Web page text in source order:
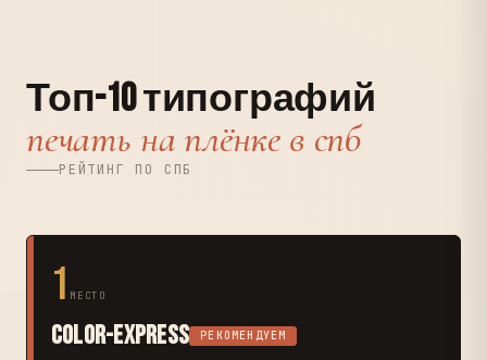
Топ-10 типографий
печать на плёнке в спб
РЕЙТИНГ ПО СПБ
1 МЕСТО
Color-Express РЕКОМЕНДУЕМ